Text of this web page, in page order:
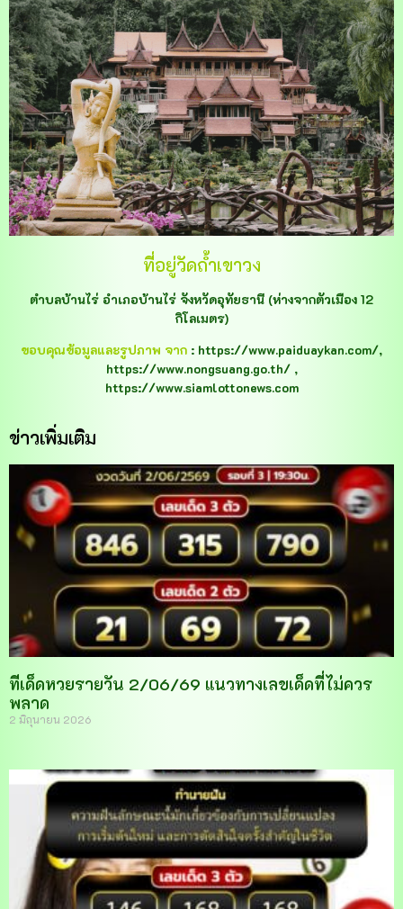
ที่อยู่วัดถ้ำเขาวง
ตำบลบ้านไร่ อำเภอบ้านไร่ จังหวัดอุทัยธานี (ห่างจากตัวเมือง 12
กิโลเมตร)
ขอบคุณข้อมูลและรูปภาพ จาก : https://www.paiduaykan.com/,
https://www.nongsuang.go.th/ ,
https://www.siamlottonews.com
ข่าวเพิ่มเติม
ทีเด็ดหวยรายวัน 2/06/69 แนวทางเลขเด็ดที่ไม่ควร
พลาด
2 มิถุนายน 2026